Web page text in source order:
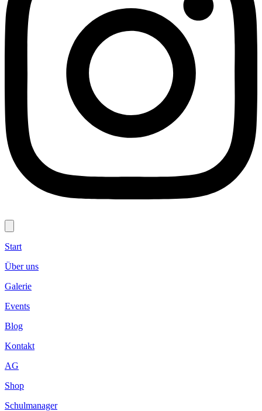
Start
Über uns
Galerie
Events
Blog
Kontakt
AG
Shop
Schulmanager